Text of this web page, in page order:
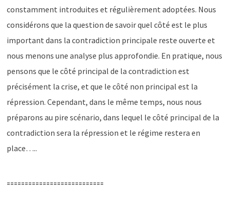
constamment introduites et régulièrement adoptées. Nous
considérons que la question de savoir quel côté est le plus
important dans la contradiction principale reste ouverte et
nous menons une analyse plus approfondie. En pratique, nous
pensons que le côté principal de la contradiction est
précisément la crise, et que le côté non principal est la
répression. Cependant, dans le même temps, nous nous
préparons au pire scénario, dans lequel le côté principal de la
contradiction sera la répression et le régime restera en
place…..
===========================